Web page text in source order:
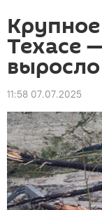
Техасе
11:58 07.07.2025